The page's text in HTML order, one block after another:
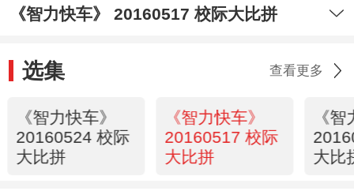
《智力快车》 20160517 校际大比拼
选集 查看更多
《智力快车》
20160524 校际
大比拼
《智力快车》
20160517 校际
大比拼
《
大比